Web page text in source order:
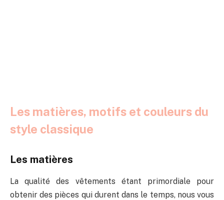
Les matières, motifs et couleurs du
style classique
Les matières
La qualité des vêtements étant primordiale pour
obtenir des pièces qui durent dans le temps, nous vous